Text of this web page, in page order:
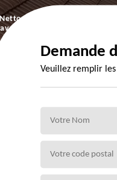
Nettoyage et
de
Demande
Veuillez remplir